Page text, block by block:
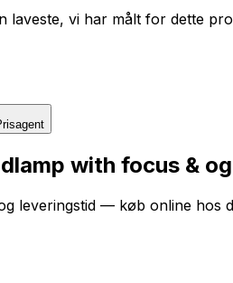
laveste, vi har målt for dette
with focus &
leveringstid — køb online hos